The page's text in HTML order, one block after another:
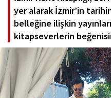
yer alarak İzmir’in
belleğine ilişkin
kitapseverlerin